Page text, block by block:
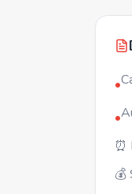
•
•
⏰
💰